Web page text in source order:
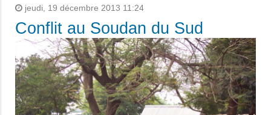
jeudi, 19 décembre 2013 11:24
Conflit au Soudan du Sud